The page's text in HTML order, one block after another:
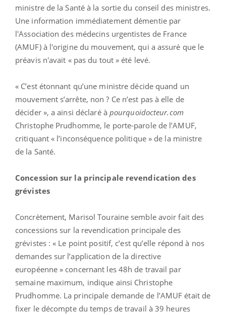
ministre de la Santé à la sortie du conseil des ministres.
Une information immédiatement démentie par
l'Association des médecins urgentistes de France
(AMUF) à l'origine du mouvement, qui a assuré que le
préavis n'avait « pas du tout » été levé.
« C’est étonnant qu’une ministre décide quand un
mouvement s’arrête, non ? Ce n’est pas à elle de
décider », a ainsi déclaré à pourquoidocteur.com
Christophe Prudhomme, le porte-parole de l’AMUF,
critiquant « l’inconséquence politique » de la ministre
de la Santé.
Concession sur la principale revendication des
grévistes
Concrètement, Marisol Touraine semble avoir fait des
concessions sur la revendication principale des
grévistes : « Le point positif, c’est qu’elle répond à nos
demandes sur l’application de la directive
européenne » concernant les 48h de travail par
semaine maximum, indique ainsi Christophe
Prudhomme. La principale demande de l’AMUF était de
fixer le décompte du temps de travail à 39 heures